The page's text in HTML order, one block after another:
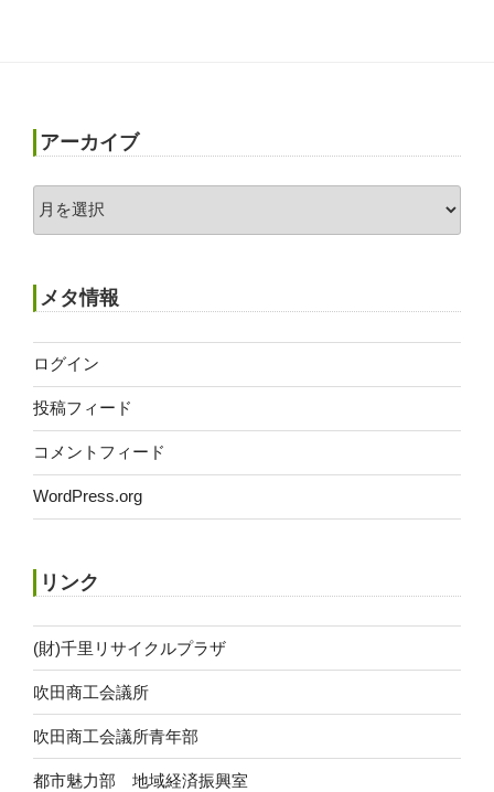
アーカイブ
ー
ブ
メタ情報
ログイン
投稿フィード
コメントフィード
WordPress.org
リンク
(財)千里リサイクルプラザ
吹田商工会議所
吹田商工会議所青年部
都市魅力部 地域経済振興室